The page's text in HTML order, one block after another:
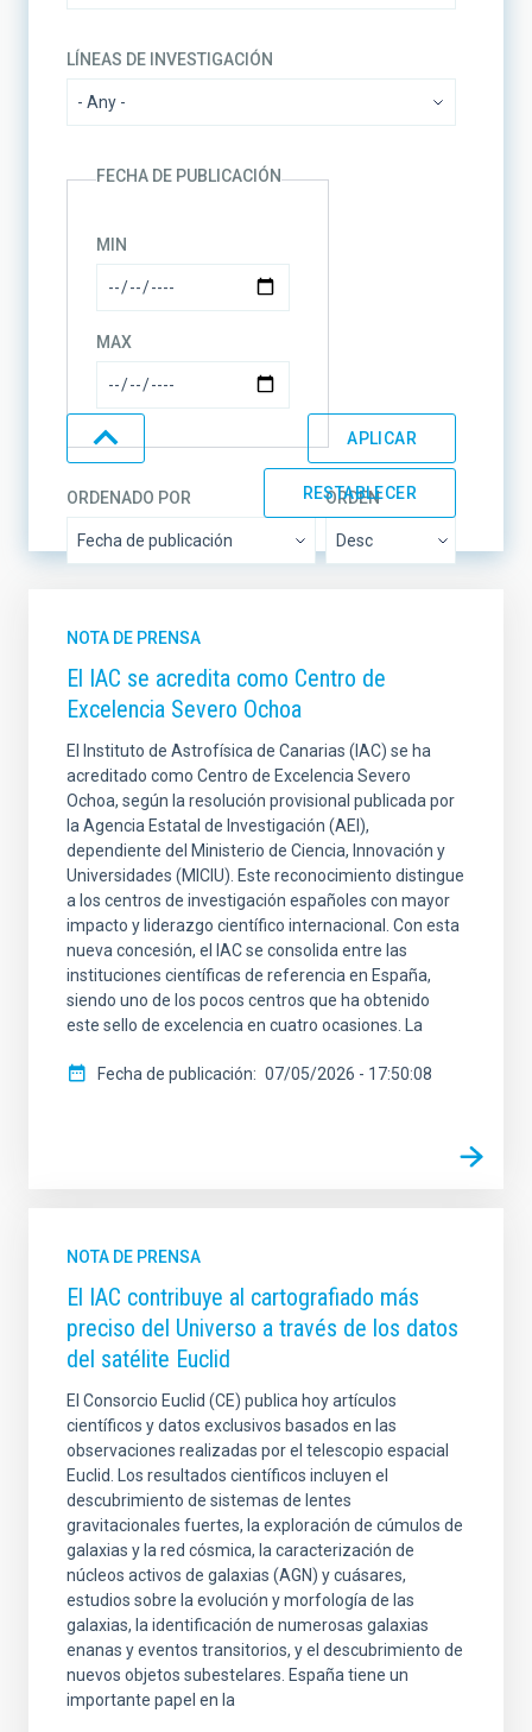
LÍNEAS DE INVESTIGACIÓN
FECHA DE PUBLICACIÓN
MIN
MAX
ORDENADO POR ORDEN
NOTA DE PRENSA
El IAC se acredita como Centro de
Excelencia Severo Ochoa
El Instituto de Astrofísica de Canarias (IAC) se ha
acreditado como Centro de Excelencia Severo
Ochoa, según la resolución provisional publicada por
la Agencia Estatal de Investigación (AEI),
dependiente del Ministerio de Ciencia, Innovación y
Universidades (MICIU). Este reconocimiento distingue
a los centros de investigación españoles con mayor
impacto y liderazgo científico internacional. Con esta
nueva concesión, el IAC se consolida entre las
instituciones científicas de referencia en España,
siendo uno de los pocos centros que ha obtenido
este sello de excelencia en cuatro ocasiones. La
Fecha de publicación 07/05/2026 - 17:50:08
NOTA DE PRENSA
El IAC contribuye al cartografiado más
preciso del Universo a través de los datos
del satélite Euclid
El Consorcio Euclid (CE) publica hoy artículos
científicos y datos exclusivos basados en las
observaciones realizadas por el telescopio espacial
Euclid. Los resultados científicos incluyen el
descubrimiento de sistemas de lentes
gravitacionales fuertes, la exploración de cúmulos de
galaxias y la red cósmica, la caracterización de
núcleos activos de galaxias (AGN) y cuásares,
estudios sobre la evolución y morfología de las
galaxias, la identificación de numerosas galaxias
enanas y eventos transitorios, y el descubrimiento de
nuevos objetos subestelares. España tiene un
importante papel en la